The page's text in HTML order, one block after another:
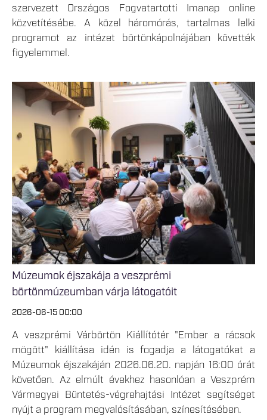
szervezett Országos Fogvatartotti Imanap online
közvetítésébe. A közel háromórás, tartalmas lelki
programot az intézet börtönkápolnájában követték
figyelemmel.
Múzeumok éjszakája a veszprémi
börtönmúzeumban várja látogatóit
2026-06-15 00:00
A veszprémi Várbörtön Kiállítótér "Ember a rácsok
mögött" kiállítása idén is fogadja a látogatókat a
Múzeumok éjszakáján 2026.06.20. napján 16:00 órát
követően. Az elmúlt évekhez hasonlóan a Veszprém
Vármegyei Büntetés-végrehajtási Intézet segítséget
nyújt a program megvalósításában, színesítésében.